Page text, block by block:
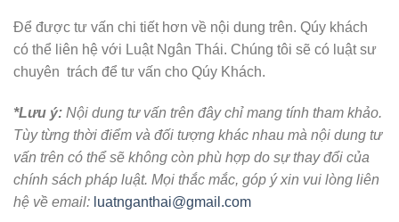
Để được tư vấn chi tiết hơn về nội dung trên. Qúy khách
có thể liên hệ với Luật Ngân Thái. Chúng tôi sẽ có luật sư
chuyên trách để tư vấn cho Qúy Khách.
*Lưu ý: Nội dung tư vấn trên đây chỉ mang tính tham khảo.
Tùy từng thời điểm và đối tượng khác nhau mà nội dung tư
vấn trên có thể sẽ không còn phù hợp do sự thay đổi của
chính sách pháp luật. Mọi thắc mắc, góp ý xin vui lòng liên
hệ về email: luatnganthai@gmail.com